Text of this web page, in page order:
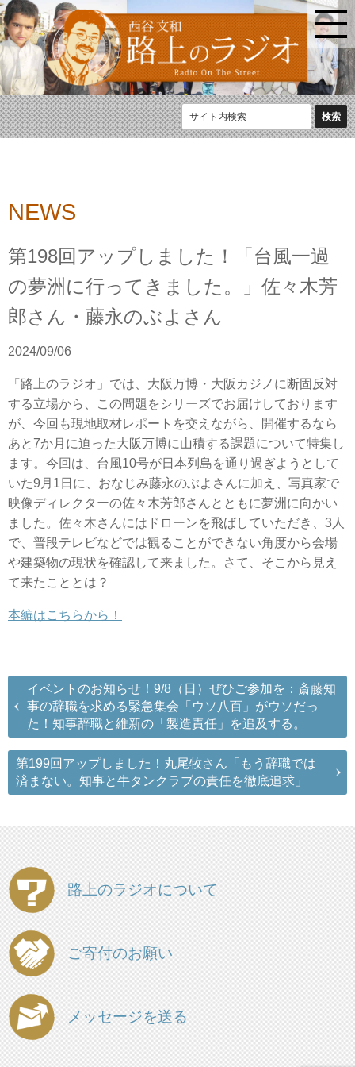
NEWS
第198回アップしました！「台風一過
の夢洲に行ってきました。」佐々木芳
郎さん・藤永のぶよさん
2024/09/06
「路上のラジオ」では、大阪万博・大阪カジノに断固反対
する立場から、この問題をシリーズでお届けしております
が、今回も現地取材レポートを交えながら、開催するなら
あと7か月に迫った大阪万博に山積する課題について特集し
ます。今回は、台風10号が日本列島を通り過ぎようとして
いた9月1日に、おなじみ藤永のぶよさんに加え、写真家で
映像ディレクターの佐々木芳郎さんとともに夢洲に向かい
ました。佐々木さんにはドローンを飛ばしていただき、3人
で、普段テレビなどでは観ることができない角度から会場
や建築物の現状を確認して来ました。さて、そこから見え
て来たこととは？
本編はこちらから！
イベントのお知らせ！9/8（日）ぜひご参加を：斎藤知
事の辞職を求める緊急集会「ウソ八百」がウソだっ
た！知事辞職と維新の「製造責任」を追及する。
第199回アップしました！丸尾牧さん「もう辞職では
済まない。知事と牛タンクラブの責任を徹底追求」
路上のラジオについて
ご寄付のお願い
メッセージを送る